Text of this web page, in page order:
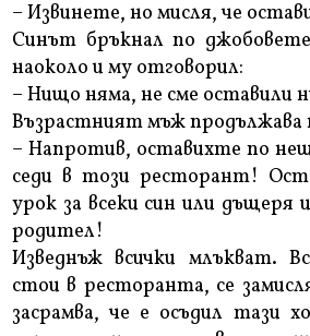
– Извинете, но мисля, че
Синът бръкнал по джобовете
наоколо и му отговорил:
– Нищо няма, не сме оставили
Възрастният мъж продължава
– Напротив, оставихте по
седи в този ресторант!
урок за всеки син или дъщеря
родител!
Изведнъж всички млъкват.
стои в ресторанта, се
засрамва, че е осъдил тази